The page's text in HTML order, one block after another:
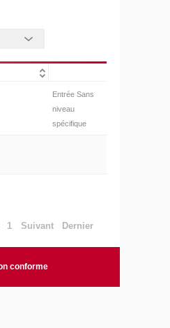
Entrée Sans
niveau
spécifique
1 Suivant Dernier
conforme